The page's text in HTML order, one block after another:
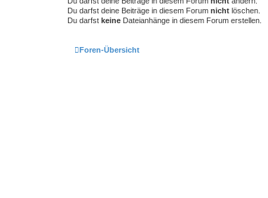
Du darfst deine Beiträge in diesem Forum nicht löschen.
Du darfst keine Dateianhänge in diesem Forum erstellen.
Foren-Übersicht